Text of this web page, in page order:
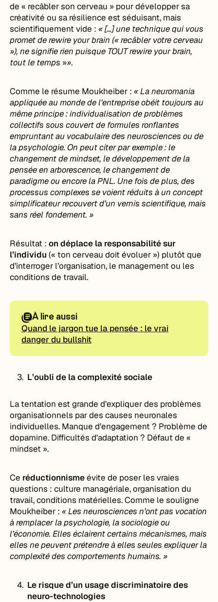
de « recâbler son cerveau » pour développer sa
créativité ou sa résilience est séduisant, mais
scientifiquement vide :« […] une technique qui vous
promet de rewire your brain (« recâbler votre cerveau
»), ne signifie rien puisque TOUT rewire your brain,
tout le temps »».
Comme le résume Moukheiber :« La neuromania
appliquée au monde de l’entreprise obéit toujours au
même principe : individualisation de problèmes
collectifs sous couvert de formules ronflantes
empruntant au vocabulaire des neurosciences ou de
la psychologie. On peut citer par exemple : le
changement de mindset, le développement de la
pensée en arborescence, le changement de
paradigme ou encore la PNL. Une fois de plus, des
processus complexes se voient réduits à un concept
simplificateur recouvert d’un vernis scientifique, mais
sans réel fondement. »
Résultat :on déplace la responsabilité sur
l’individu (« ton cerveau doit évoluer ») plutôt que
d’interroger l’organisation, le management ou les
conditions de travail.
À lire aussi
Quand le jargon tue la pensée : le vrai
danger du bullshit
L’oubli de la complexité sociale
La tentation est grande d’expliquer des problèmes
organisationnels par des causes neuronales
individuelles. Manque d’engagement ? Problème de
dopamine. Difficultés d’adaptation ? Défaut de «
mindset ».
Ce réductionnismeévite de poser les vraies
questions : culture managériale, organisation du
travail, conditions matérielles. Comme le souligne
Moukheiber :« Les neurosciences n’ont pas vocation
à remplacer la psychologie, la sociologie ou
l’économie. Elles éclairent certains mécanismes, mais
elles ne peuvent prétendre à elles seules expliquer la
complexité des comportements humains. »
Le risque d’un usage discriminatoire des
neuro-technologies